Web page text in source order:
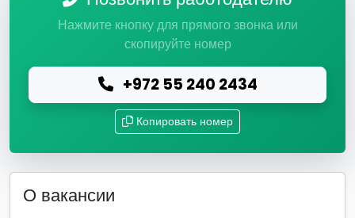
Нажмите кнопку для прямого звонка или
скопируйте номер
+972 55 240 2434
Копировать номер
О вакансии